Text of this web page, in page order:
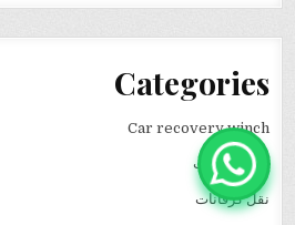
Categories
Car recovery winch
انقاذ سيارات
نقل كرفانات